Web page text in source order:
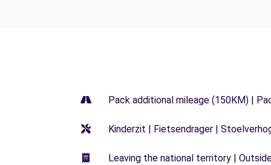
Pack additional mileage (150KM) |
Kinderzit | Fietsendrager |
Leaving the national territory |